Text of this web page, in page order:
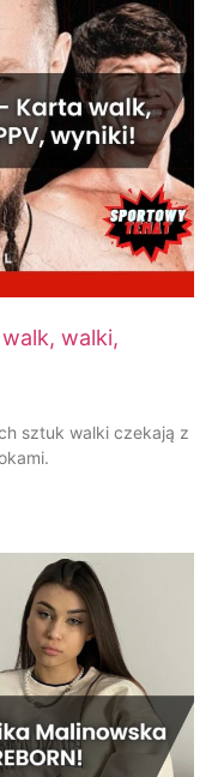
walk, walki,
sztuk walki czekają z